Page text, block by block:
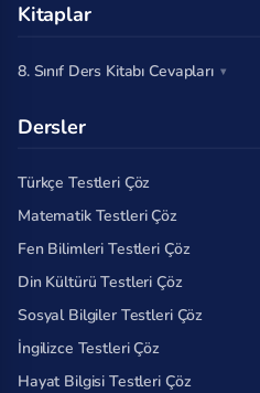
Kitaplar
8. Sınıf Ders Kitabı Cevapları
Dersler
Türkçe Testleri Çöz
Matematik Testleri Çöz
Fen Bilimleri Testleri Çöz
Din Kültürü Testleri Çöz
Sosyal Bilgiler Testleri Çöz
İngilizce Testleri Çöz
Hayat Bilgisi Testleri Çöz